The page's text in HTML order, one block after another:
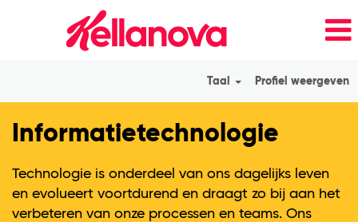
Taal Profiel weergeven
Technology_nl_Ne
Informatietechnologie
Technologie is onderdeel van ons dagelijks leven
en evolueert voortdurend en draagt zo bij aan het
verbeteren van onze processen en teams. Ons